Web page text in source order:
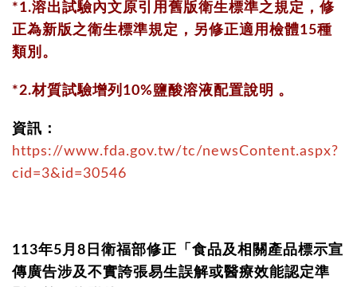
*1.溶出試驗內文原引用舊版衛生標準之規定，修
正為新版之衛生標準規定，另修正適用檢體15種
類別。
*2.材質試驗增列10%鹽酸溶液配置說明 。
資訊：
https://www.fda.gov.tw/tc/newsContent.aspx?
cid=3&id=30546
113年5月8日衛福部修正「食品及相關產品標示宣
傳廣告涉及不實誇張易生誤解或醫療效能認定準